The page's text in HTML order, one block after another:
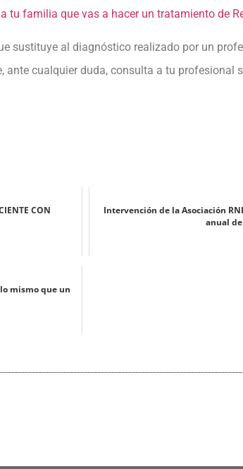
tu familia que vas a hacer un tratamiento de
sustituye al diagnóstico realizado por un
cualquier duda, consulta a tu profesional
CON
Intervención de la Asociación
anual de
mismo que un